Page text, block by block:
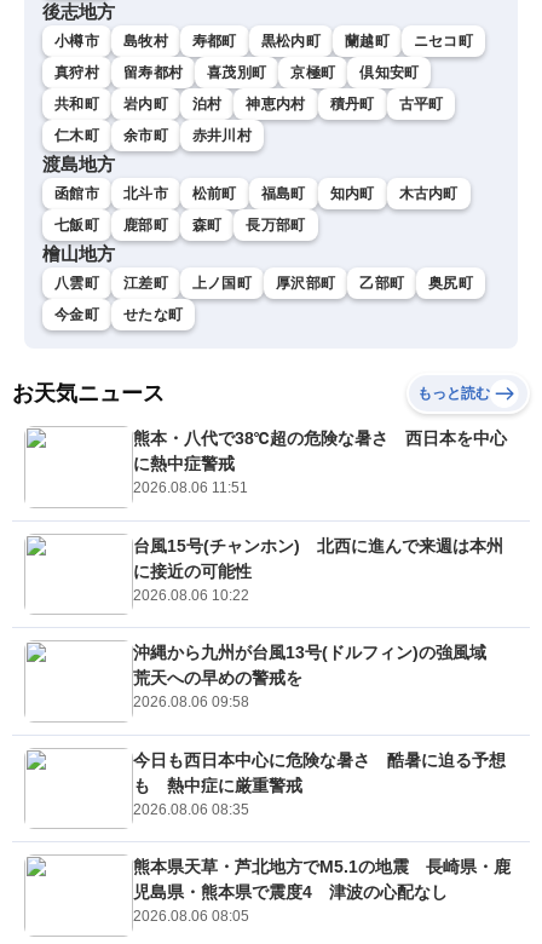
後志地方
小樽市 島牧村 寿都町 黒松内町 蘭越町
ニセコ町
真狩村
留寿都村 喜茂別町 京極町
倶知安町
共和町
岩内町 泊村 神恵内村 積丹町
古平町
仁木町
余市町 赤井川村
渡島地方
函館市 北斗市 松前町 福島町 知内町
木古内町
七飯町
鹿部町 森町 長万部町
檜山地方
八雲町 江差町 上ノ国町 厚沢部町 乙部町
奥尻町
今金町
せたな町
お天気ニュース もっと読む
熊本・八代で38℃超の危険な暑さ 西日本を中心
に熱中症警戒
2026.08.06 11:51
台風15号(チャンホン) 北西に進んで来週は本州
に接近の可能性
2026.08.06 10:22
沖縄から九州が台風13号(ドルフィン)の強風域
荒天への早めの警戒を
2026.08.06 09:58
今日も西日本中心に危険な暑さ 酷暑に迫る予想
も 熱中症に厳重警戒
2026.08.06 08:35
熊本県天草・芦北地方でM5.1の地震 長崎県・鹿
児島県・熊本県で震度4 津波の心配なし
2026.08.06 08:05